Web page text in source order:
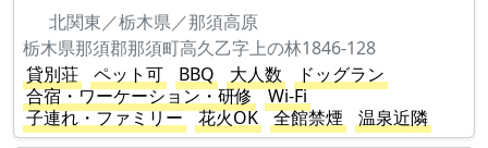
北関東／栃木県／那須高原
栃木県那須郡那須町高久乙字上の林1846-128
貸別荘
ペット可 BBQ 大人数
ドッグラン
合宿・ワーケーション・研修
Wi-Fi
子連れ・ファミリー
花火OK 全館禁煙
温泉近隣